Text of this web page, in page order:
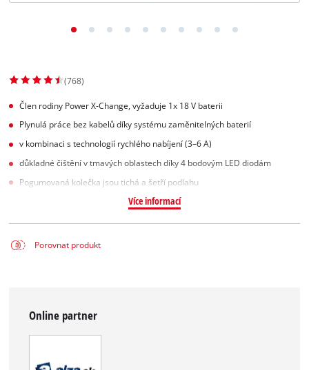
(768)
Člen rodiny Power X-Change, vyžaduje 1x 18 V baterii
Plynulá práce bez kabelů díky systému zaměnitelných baterií
v kombinaci s technologií rychlého nabíjení (3–6 A)
důkladné čištění v tmavých oblastech díky 4 bodovým LED diodám
Pogumovaná kolečka jsou tichá a šetří podlahu
Více informací
Porovnat produkt
Online partner